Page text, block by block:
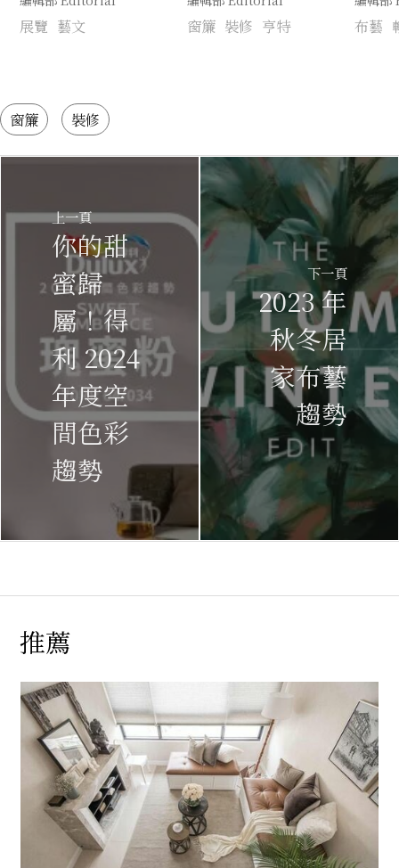
展覽 藝文 窗簾 裝修 亨特 布藝
窗簾 裝修
上一頁
你的甜
蜜歸
屬！得
利 2024
年度空
間色彩
趨勢
下一頁
2023 年
秋冬居
家布藝
趨勢
推薦